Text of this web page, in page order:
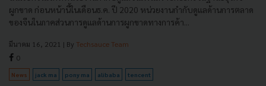
ผูกขาด ก่อนหน้านี้ในเดือนธ.ค. ปี 2020 หน่วยงานกำกับดูแลด้านการตลาด
ของจีนในภาคส่วนการดูแลด้านการผูกขาดทางการค้า...
มีนาคม 16, 2021 | By Techsauce Team
0
News jack ma pony ma alibaba tencent